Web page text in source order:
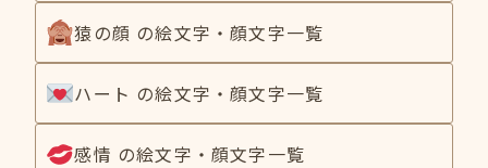
猿の顔 の絵文字・顔文字一覧
ハート の絵文字・顔文字一覧
感情 の絵文字・顔文字一覧